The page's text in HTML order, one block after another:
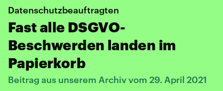
Datenschutzbeauftragten
Fast alle DSGVO-
Beschwerden landen im
Papierkorb
Beitrag aus unserem Archiv vom 29. April 2021